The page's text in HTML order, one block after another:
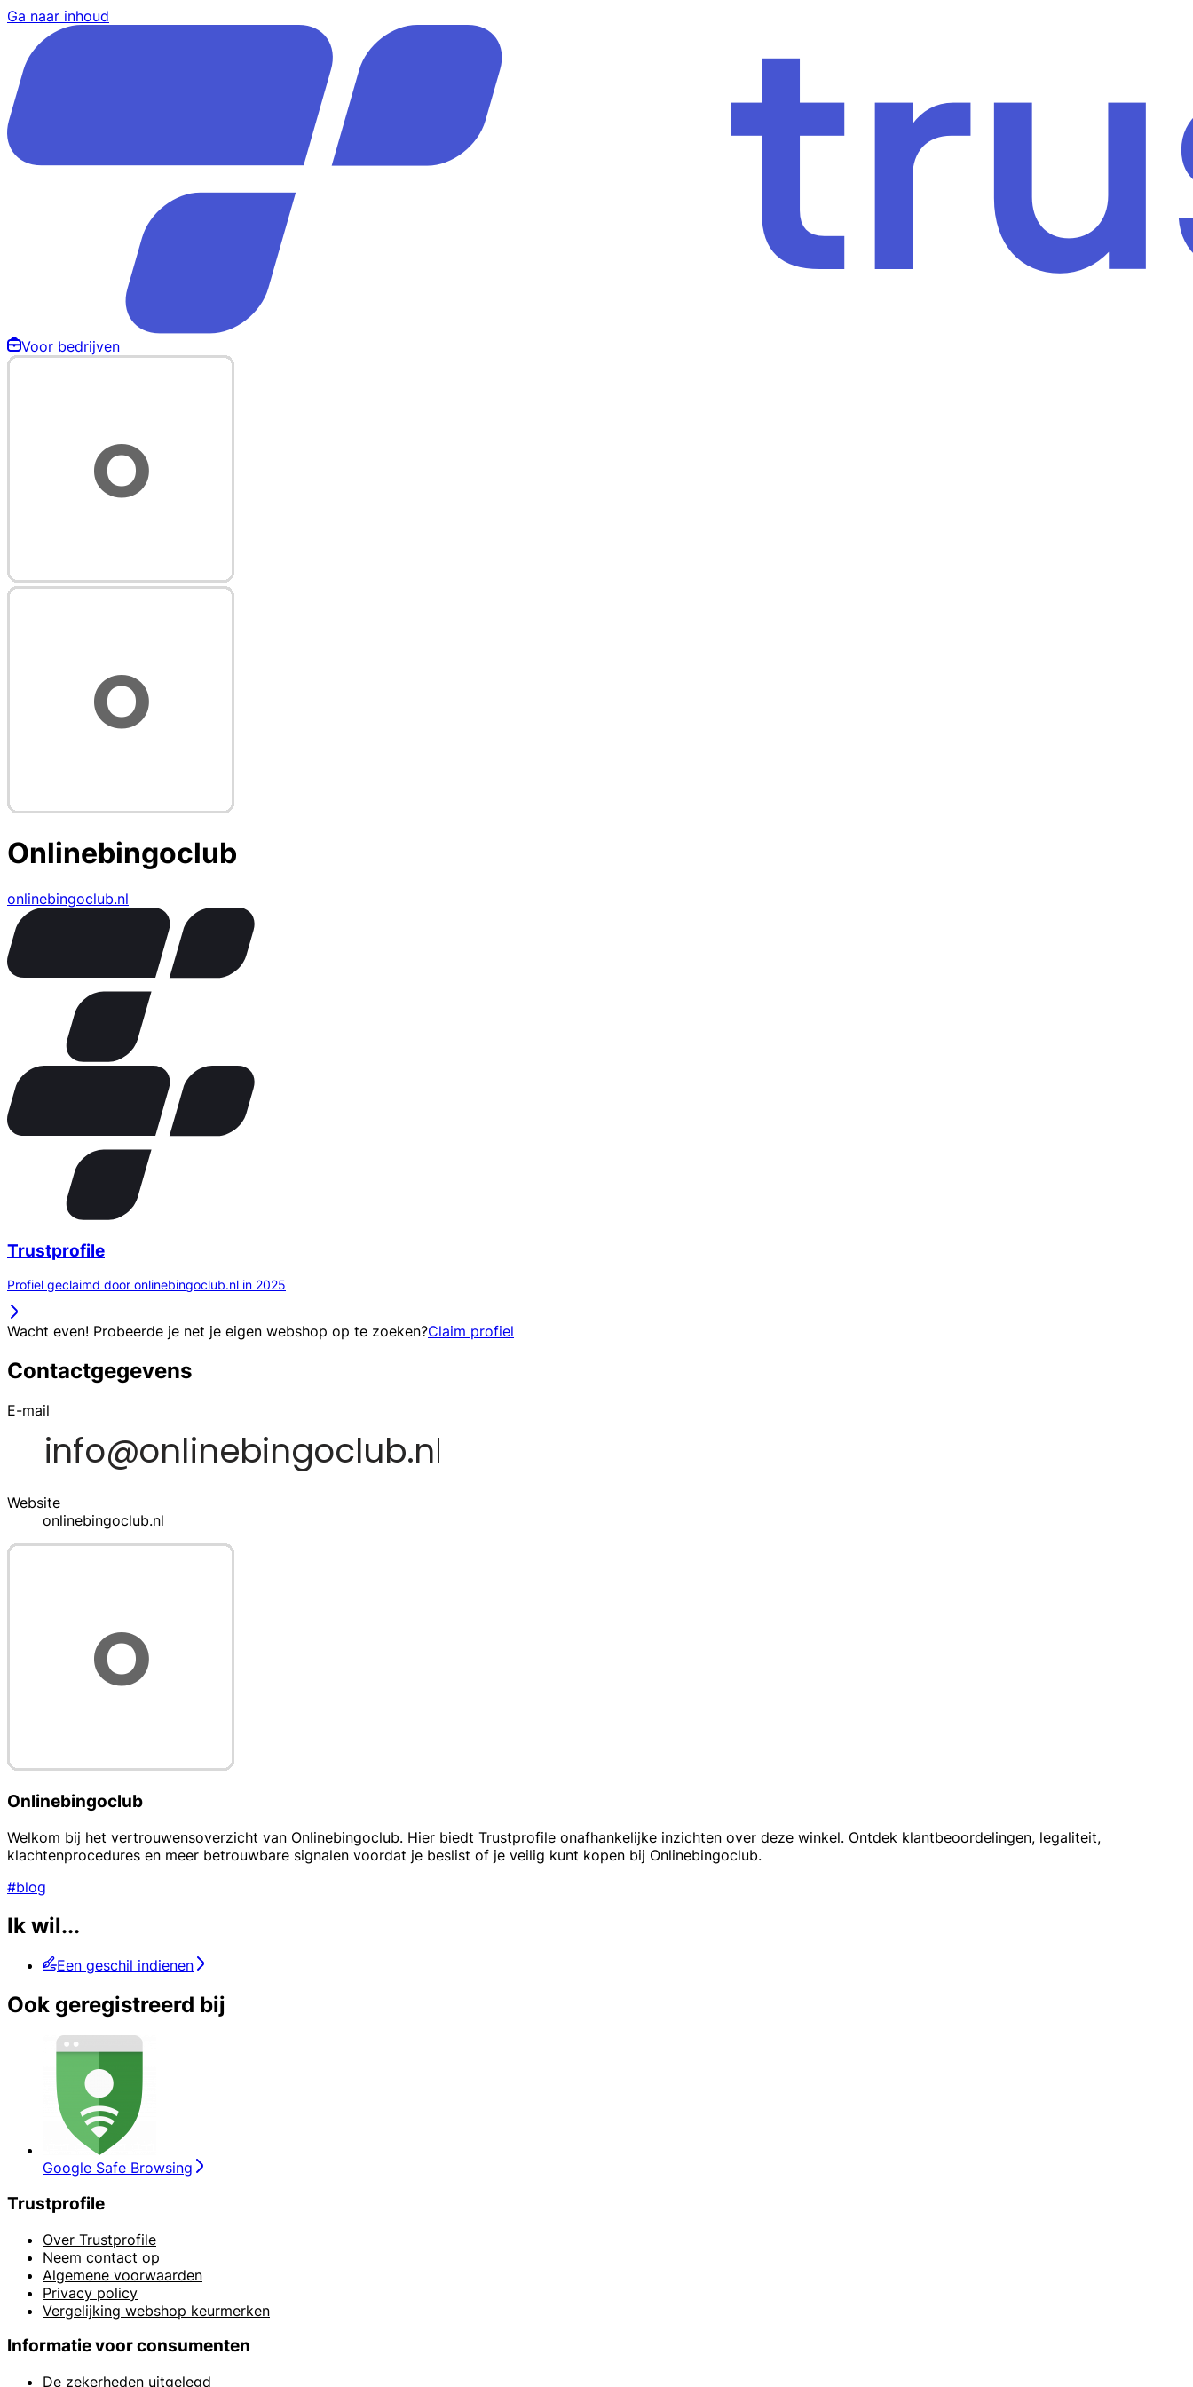
Ga naar inhoud
Voor bedrijven
Onlinebingoclub
onlinebingoclub.nl
Trustprofile
Profiel geclaimd door onlinebingoclub.nl in 2025
Wacht even! Probeerde je net je eigen webshop op te zoeken?Claim profiel
Contactgegevens
E-mail
Website
onlinebingoclub.nl
Onlinebingoclub
Welkom bij het vertrouwensoverzicht van Onlinebingoclub. Hier biedt Trustprofile onafhankelijke inzichten over deze winkel. Ontdek klantbeoordelingen, legaliteit,
klachtenprocedures en meer betrouwbare signalen voordat je beslist of je veilig kunt kopen bij Onlinebingoclub.
#blog
Ik wil...
Een geschil indienen
Ook geregistreerd bij
Google Safe Browsing
Trustprofile
Over Trustprofile
Neem contact op
Algemene voorwaarden
Privacy policy
Vergelijking webshop keurmerken
Informatie voor consumenten
De zekerheden uitgelegd